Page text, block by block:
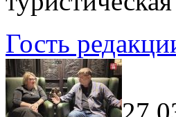
Гость